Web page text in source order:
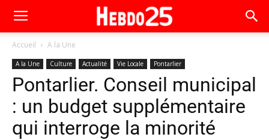
Accueil A la Une
A la Une Culture Actualité Vie Locale Pontarlier
Pontarlier. Conseil municipal
: un budget supplémentaire
qui interroge la minorité